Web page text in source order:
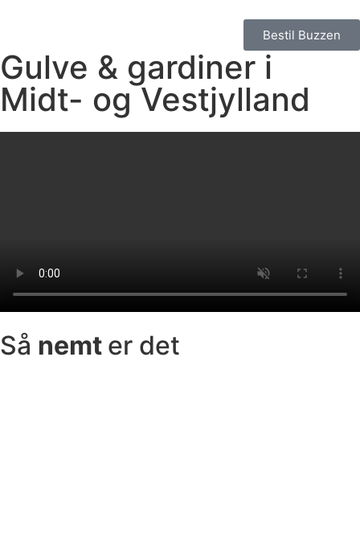
Bestil Buzzen
Gulve & gardiner i
Midt- og Vestjylland
Så nemt er det